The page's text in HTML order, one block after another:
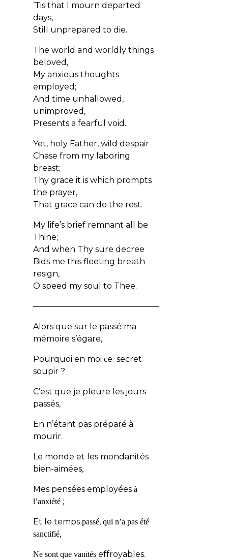
’Tis that I mourn departed
days,
Still unprepared to die.
The world and worldly things
beloved,
My anxious thoughts
employed;
And time unhallowed,
unimproved,
Presents a fearful void.
Yet, holy Father, wild despair
Chase from my laboring
breast;
Thy grace it is which prompts
the prayer,
That grace can do the rest.
My life’s brief remnant all be
Thine;
And when Thy sure decree
Bids me this fleeting breath
resign,
O speed my soul to Thee.
———————————————–
Alors que sur le passé ma
mémoire s’égare,
Pourquoi en moi ce secret
soupir ?
C’est que je pleure les jours
passés,
En n’étant pas préparé à
mourir.
Le monde et les mondanités
bien-aimées,
Mes pensées employées à
l’anxiété ;
Et le temps passé, qui n’a pas été
sanctifié,
Ne sont que vanitéseffroyables.